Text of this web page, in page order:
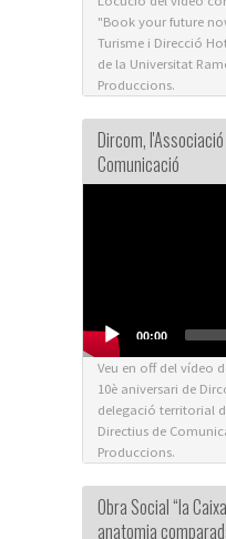
"Book your future
Turisme i Direcció
de la Universitat
Produccions.
Dircom,
Comunicació
00:00
Veu en off del vídeo
10è aniversari de
delegació territorial
Directius de
Produccions.
Obra Social “la
anatomia